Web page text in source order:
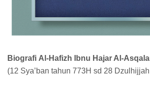
Biografi Al-Hafizh Ibnu Hajar Al-
(12 Sya’ban tahun 773H sd 28